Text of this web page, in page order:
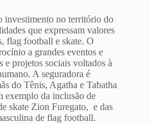
investimento no território do
que expressam valores
flag football e skate. O
a grandes eventos e
e projetos sociais voltados à
A seguradora é
do Tênis, Agatha e Tabatha
exemplo da inclusão de
skate Zion Furegato, e das
de flag football.